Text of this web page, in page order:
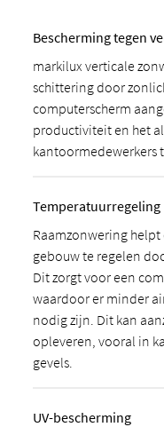
Bescherming tegen
markilux verticale
schittering door
computerscherm
productiviteit en het
kantoormedewerkers
Temperatuurregeling
Raamzonwering
gebouw te regelen
Dit zorgt voor een
waardoor er minder
nodig zijn. Dit kan
opleveren, vooral in
gevels.
UV-bescherming